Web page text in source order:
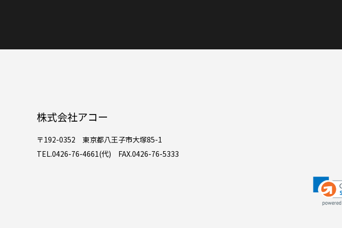
株式会社アコー
〒192-0352 東京都八王子市大塚85-1
TEL.0426-76-4661(代) FAX.0426-76-5333